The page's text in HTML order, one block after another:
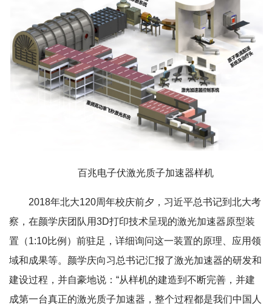
百兆电子伏激光质子加速器样机
2018年北大120周年校庆前夕，习近平总书记到北大考
察，在颜学庆团队用3D打印技术呈现的激光加速器原型装
置（1:10比例）前驻足，详细询问这一装置的原理、应用领
域和成果等。颜学庆向习总书记汇报了激光加速器的研发和
建设过程，并自豪地说：“从样机的建造到不断完善，并建
成第一台真正的激光质子加速器，整个过程都是我们中国人